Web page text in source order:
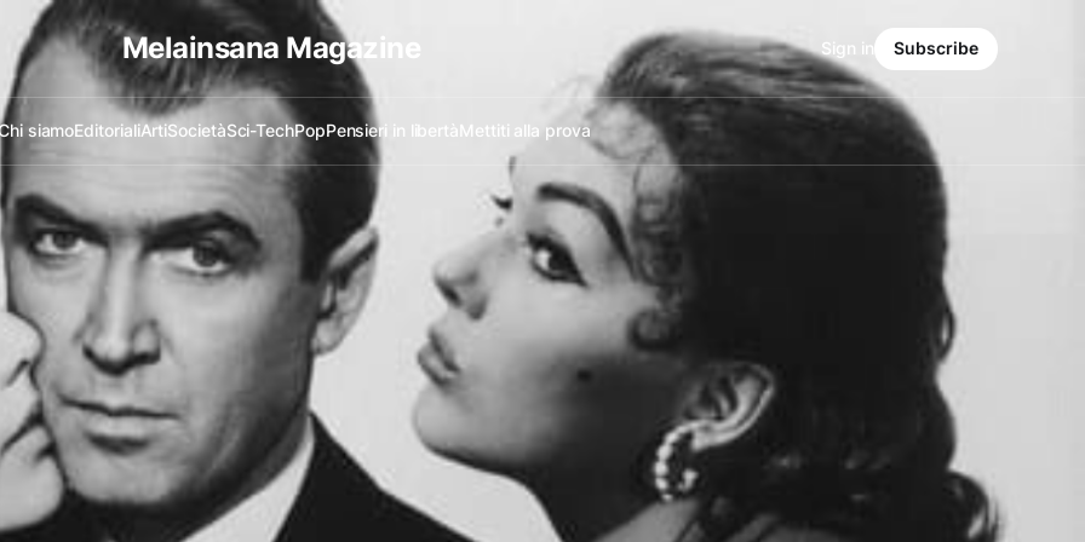
Melainsana Magazine
siamoEditorialiArtiSocietàSci-TechPopPensieri in libertàMettiti alla prova
Sign in Subscribe